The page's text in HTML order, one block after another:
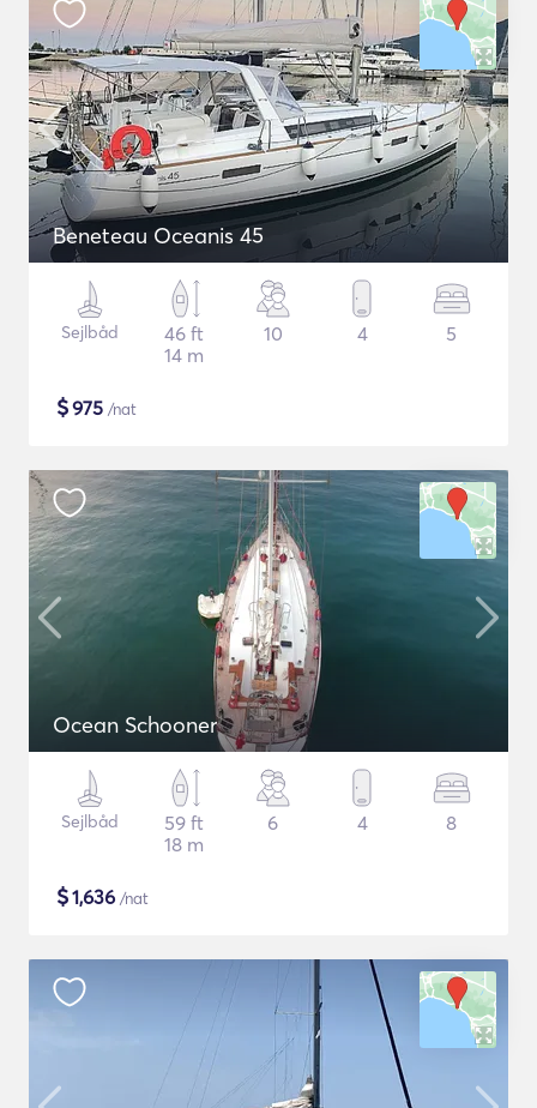
Beneteau Oceanis 45
Sejlbåd
46 ft
14 m
10 4 5
$975 /nat
Ocean Schooner
Sejlbåd
59 ft
18 m
6 4 8
$1,636 /nat